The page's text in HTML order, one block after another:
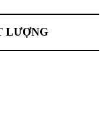
LƯỢNG